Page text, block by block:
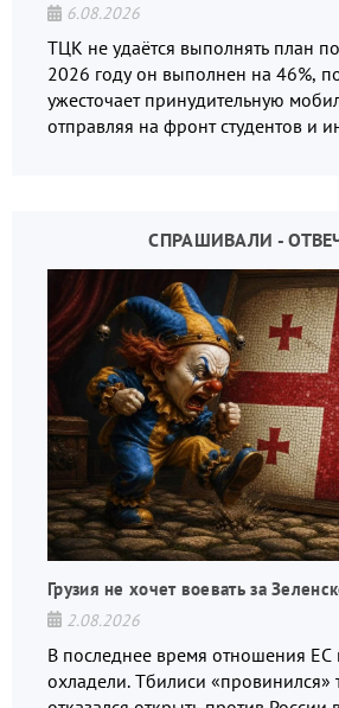
6.08.2026
ТЦК не удаётся выполнять план
2026 году он выполнен на 46%,
ужесточает принудительную
отправляя на фронт студентов и
СПРАШИВАЛИ -
Грузия не хочет воевать за
2.08.2026
В последнее время отношения ЕС
охладели. Тбилиси «провинился»